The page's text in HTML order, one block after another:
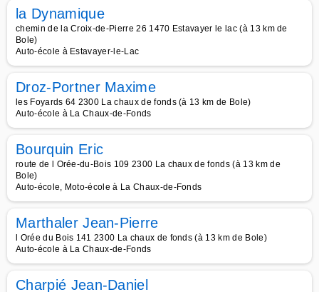
la Dynamique
chemin de la Croix-de-Pierre 26 1470 Estavayer le lac (à 13 km de
Bole)
Auto-école à Estavayer-le-Lac
Droz-Portner Maxime
les Foyards 64 2300 La chaux de fonds (à 13 km de Bole)
Auto-école à La Chaux-de-Fonds
Bourquin Eric
route de l Orée-du-Bois 109 2300 La chaux de fonds (à 13 km de
Bole)
Auto-école, Moto-école à La Chaux-de-Fonds
Marthaler Jean-Pierre
l Orée du Bois 141 2300 La chaux de fonds (à 13 km de Bole)
Auto-école à La Chaux-de-Fonds
Charpié Jean-Daniel